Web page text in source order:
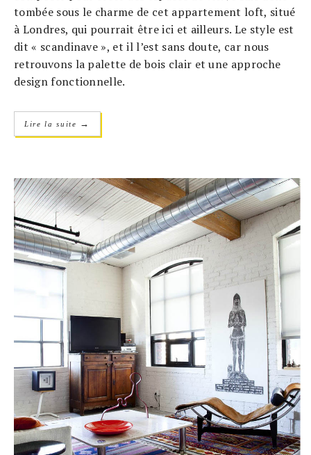
tombée sous le charme de cet appartement loft, situé
à Londres, qui pourrait être ici et ailleurs. Le style est
dit « scandinave », et il l’est sans doute, car nous
retrouvons la palette de bois clair et une approche
design fonctionnelle.
Lire la suite →